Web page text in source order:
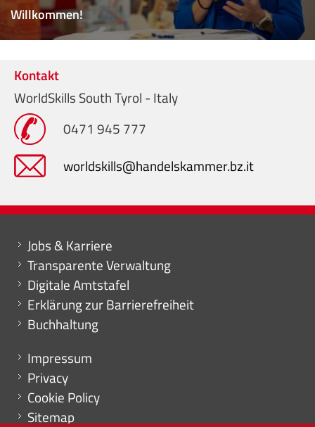
Willkommen!
Kontakt
WorldSkills South Tyrol - Italy
0471 945 777
worldskills@handelskammer.bz.it
Mini menu di servizio
Jobs & Karriere
Transparente Verwaltung
Digitale Amtstafel
Erklärung zur Barrierefreiheit
Buchhaltung
Menu footer
Impressum
Privacy
Cookie Policy
Sitemap